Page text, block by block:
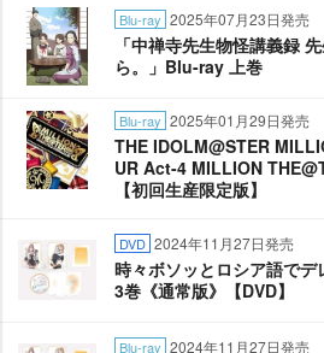
Blu-ray 2025年07月23日発売
「中禅寺先生物怪講義録
ら。」Blu-ray 上巻
Blu-ray 2025年01月29日発売
THE IDOLM@STER
UR Act-4 MILLION
【初回生産限定版】
DVD 2024年11月27日発売
時々ボソッとロシア語で
3巻《通常版》【DVD】
Blu-ray 2024年11月27日発売